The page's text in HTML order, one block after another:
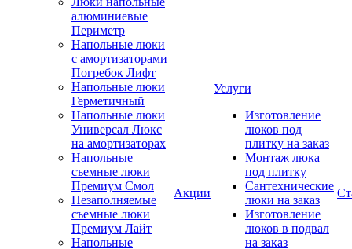
алюминиевые
Периметр
Напольные люки
с амортизаторами
Погребок Лифт
Напольные люки
Герметичный
Напольные люки
Универсал Люкс
на амортизаторах
Напольные
съемные люки
Премиум Смол
Незаполняемые
съемные люки
Премиум Лайт
Напольные
Акции
Услуги
Изготовление
люков под
плитку на заказ
Монтаж люка
под плитку
Сантехнические
люки на заказ
Изготовление
люков в подвал
на заказ